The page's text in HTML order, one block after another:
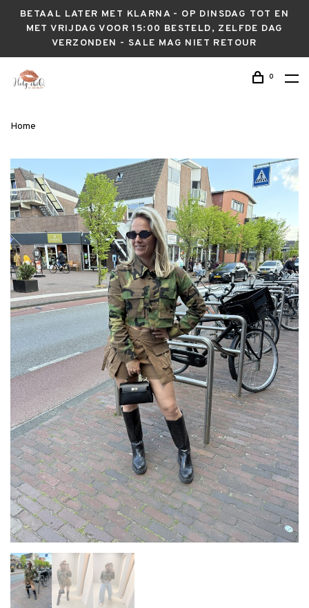
BETAAL LATER MET KLARNA - OP DINSDAG TOT EN
MET VRIJDAG VOOR 15:00 BESTELD, ZELFDE DAG
VERZONDEN - SALE MAG NIET RETOUR
0
Home